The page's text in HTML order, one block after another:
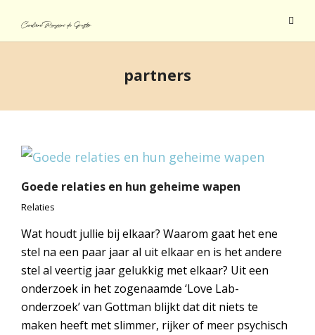
partners
Goede relaties en hun geheime wapen
Relaties
Wat houdt jullie bij elkaar? Waarom gaat het ene
stel na een paar jaar al uit elkaar en is het andere
stel al veertig jaar gelukkig met elkaar? Uit een
onderzoek in het zogenaamde ‘Love Lab-
onderzoek’ van Gottman blijkt dat dit niets te
maken heeft met slimmer, rijker of meer psychisch